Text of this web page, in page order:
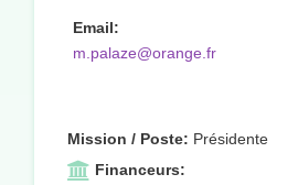
Email:
m.palaze@orange.fr
Mission / Poste: Présidente
Financeurs: